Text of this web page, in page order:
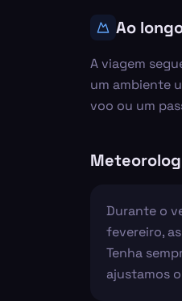
Ao
A viagem
um ambiente
voo ou um
Durante o
fevereiro,
Tenha
ajustamos